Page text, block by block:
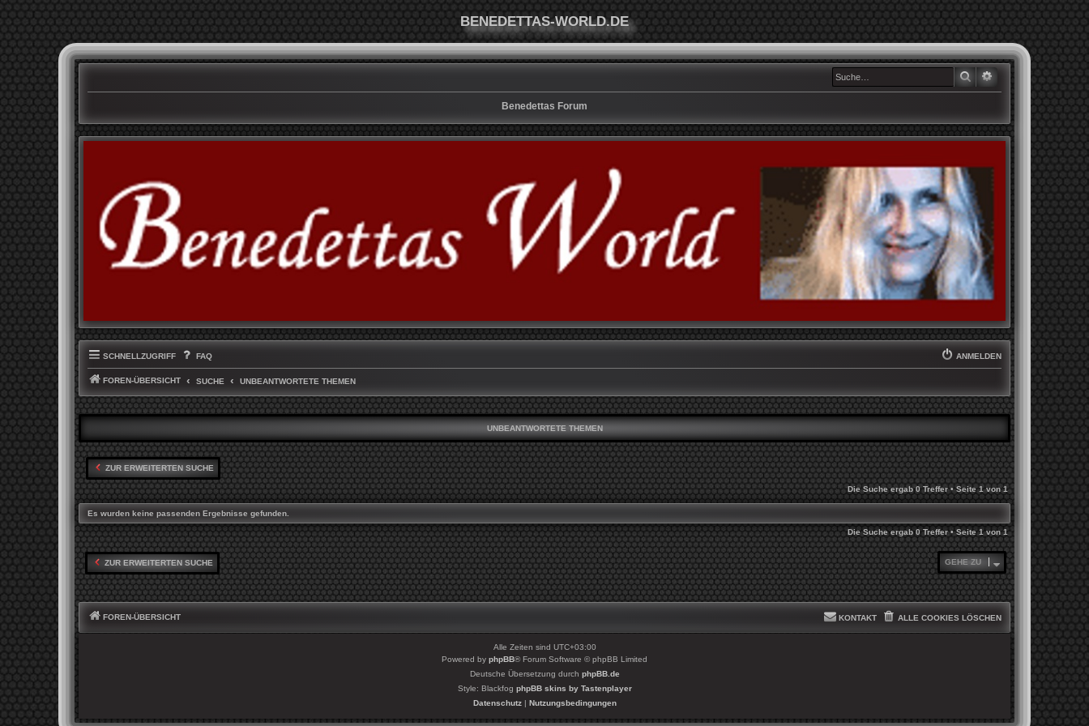
BENEDETTAS-WORLD.DE
SUCHE
Benedettas Forum
SCHNELLZUGRIFF FAQ ANMELDEN
FOREN-ÜBERSICHT SUCHE UNBEANTWORTETE THEMEN
UNBEANTWORTETE THEMEN
ZUR ERWEITERTEN SUCHE
Die Suche ergab 0 Treffer • Seite1von1
Es wurden keine passenden Ergebnisse gefunden.
Die Suche ergab 0 Treffer • Seite1von1
ZUR ERWEITERTEN SUCHE GEHE ZU
FOREN-ÜBERSICHT ALLE COOKIES LÖSCHEN
KONTAKT
Alle Zeiten sind UTC+03:00
Powered by phpBB® Forum Software © phpBB Limited
Deutsche Übersetzung durch phpBB.de
Style: Blackfog phpBB skins by Tastenplayer
Datenschutz| Nutzungsbedingungen